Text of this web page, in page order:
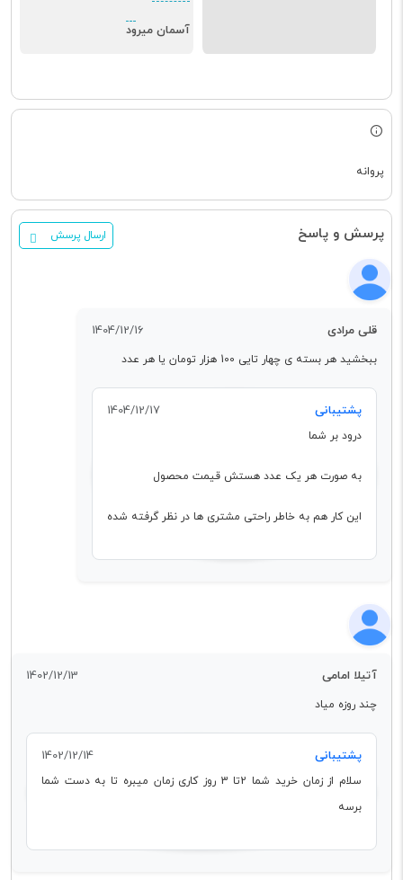
آسمان میرود
پروانه
پرسش و پاسخ ارسال پرسش
قلی مرادی 1404/12/16
ببخشید هر بسته ی چهار تایی 100 هزار تومان یا هر عدد
پشتیبانی 1404/12/17
درود بر شما
به صورت هر یک عدد هستش قیمت محصول
این کار هم به خاطر راحتی مشتری ها در نظر گرفته شده
آتیلا امامی 1402/12/13
چند روزه میاد
پشتیبانی 1402/12/14
سلام از زمان خرید شما 2تا 3 روز کاری زمان میبره تا به دست شما
برسه